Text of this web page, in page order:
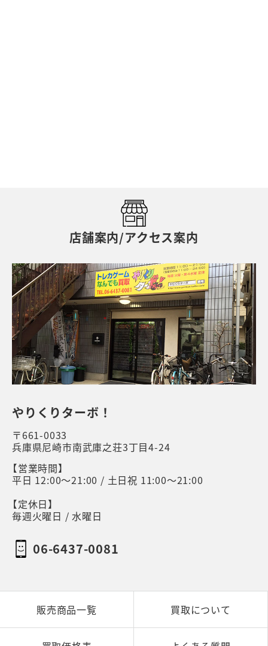
店舗案内/アクセス案内
やりくりターボ！
〒661-0033
兵庫県尼崎市南武庫之荘3丁目4-24
【営業時間】
平日 12:00～21:00 / 土日祝 11:00～21:00
【定休日】
毎週火曜日 / 水曜日
06-6437-0081
販売商品一覧 買取について